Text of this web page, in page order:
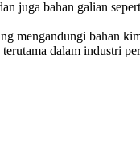
juga bahan galian
mengandungi bahan
dalam industri